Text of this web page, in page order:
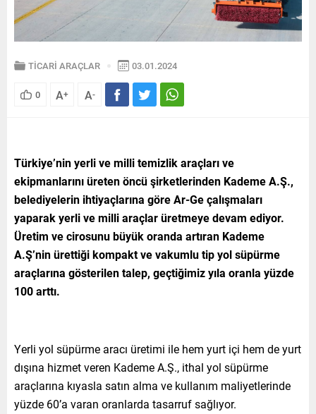
TİCARİ ARAÇLAR 03.01.2024
0 A+ A-
Türkiye’nin yerli ve milli temizlik araçları ve
ekipmanlarını üreten öncü şirketlerinden Kademe A.Ş.,
belediyelerin ihtiyaçlarına göre Ar-Ge çalışmaları
yaparak yerli ve milli araçlar üretmeye devam ediyor.
Üretim ve cirosunu büyük oranda artıran Kademe
A.Ş’nin ürettiği kompakt ve vakumlu tip yol süpürme
araçlarına gösterilen talep, geçtiğimiz yıla oranla yüzde
100 arttı.
Yerli yol süpürme aracı üretimi ile hem yurt içi hem de yurt
dışına hizmet veren Kademe A.Ş., ithal yol süpürme
araçlarına kıyasla satın alma ve kullanım maliyetlerinde
yüzde 60’a varan oranlarda tasarruf sağlıyor.